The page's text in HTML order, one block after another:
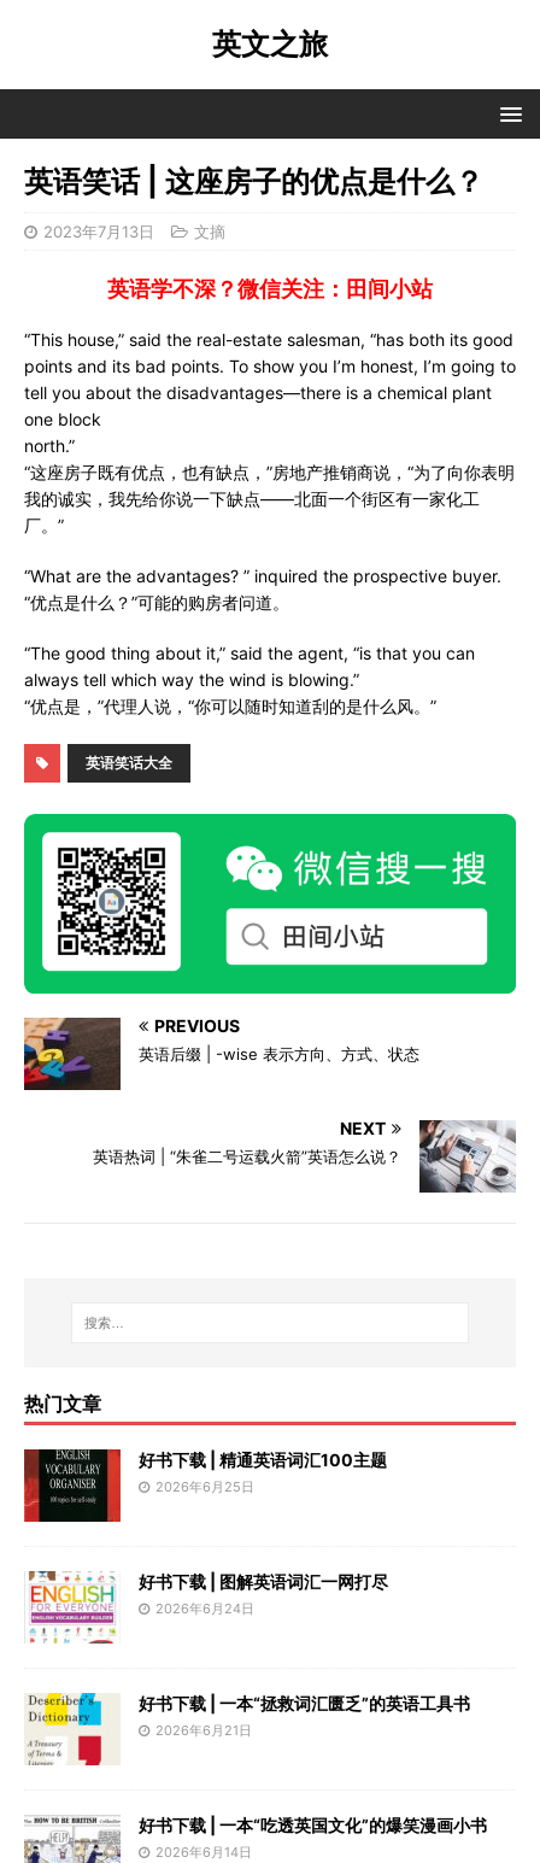
英文之旅
英语笑话 | 这座房子的优点是什么？
2023年7月13日 文摘
英语学不深？微信关注：田间小站
“This house,” said the real-estate salesman, “has both its good
points and its bad points. To show you I’m honest, I’m going to
tell you about the disadvantages—there is a chemical plant
one block
north.”
“这座房子既有优点，也有缺点，”房地产推销商说，“为了向你表明
我的诚实，我先给你说一下缺点——北面一个街区有一家化工
厂。”
“What are the advantages? ” inquired the prospective buyer.
“优点是什么？”可能的购房者问道。
“The good thing about it,” said the agent, “is that you can
always tell which way the wind is blowing.”
“优点是，”代理人说，“你可以随时知道刮的是什么风。”
英语笑话大全
PREVIOUS
英语后缀 | -wise 表示方向、方式、状态
NEXT
英语热词 | “朱雀二号运载火箭”英语怎么说？
热门文章
好书下载 | 精通英语词汇100主题
2026年6月25日
好书下载 | 图解英语词汇一网打尽
2026年6月24日
好书下载 | 一本“拯救词汇匮乏”的英语工具书
2026年6月21日
好书下载 | 一本“吃透英国文化”的爆笑漫画小书
2026年6月14日